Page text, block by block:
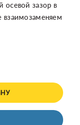
осевой зазор в
взаимозаменяем